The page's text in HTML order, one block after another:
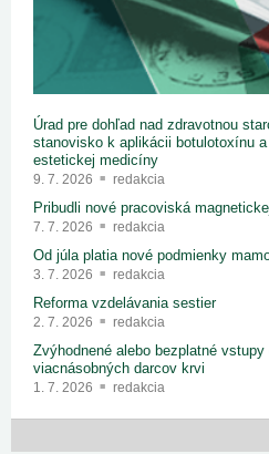
Úrad pre dohľad nad zdravotnou
stanovisko k aplikácii botulotoxínu
estetickej medicíny
9. 7. 2026 redakcia
Pribudli nové pracoviská
7. 7. 2026 redakcia
Od júla platia nové podmienky
3. 7. 2026 redakcia
Reforma vzdelávania sestier
2. 7. 2026 redakcia
Zvýhodnené alebo bezplatné
viacnásobných darcov krvi
1. 7. 2026 redakcia